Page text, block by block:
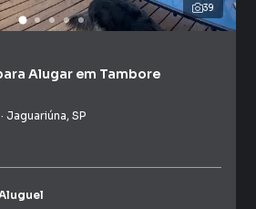
39
Alugar em Tambore
· Jaguariúna, SP